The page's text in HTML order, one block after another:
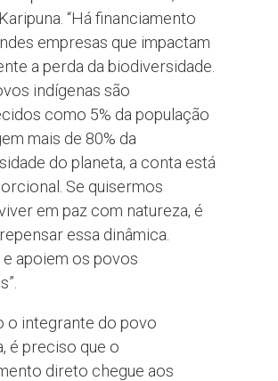
“Há financiamento
empresas que impactam
a perda da biodiversidade.
indígenas são
como 5% da população
mais de 80% da
do planeta, a conta está
Se quisermos
em paz com natureza, é
essa dinâmica.
e apoiem os povos
o integrante do povo
é preciso que o
direto chegue aos